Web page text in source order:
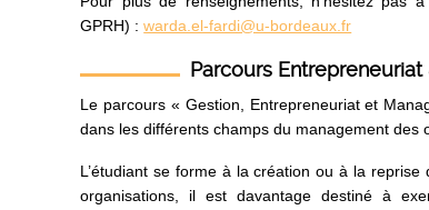
GPRH) :warda.el-fardi@u-bordeaux.fr
Parcours
Le parcours « Gestion, Entrepreneuriat et
dans les différents champs du management des
L’étudiant se forme à la création ou à la
organisations, il est davantage destiné à